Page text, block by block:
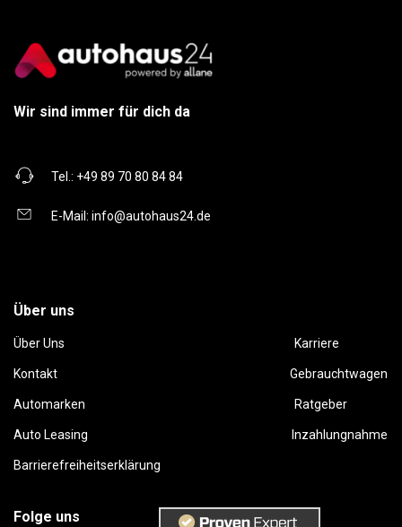
Wir sind immer für dich da
Tel.: +49 89 70 80 84 84
E-Mail: info@autohaus24.de
Über uns
Über Uns Karriere
Kontakt Gebrauchtwagen
Automarken Ratgeber
Auto Leasing Inzahlungnahme
Barrierefreiheitserklärung
Folge uns